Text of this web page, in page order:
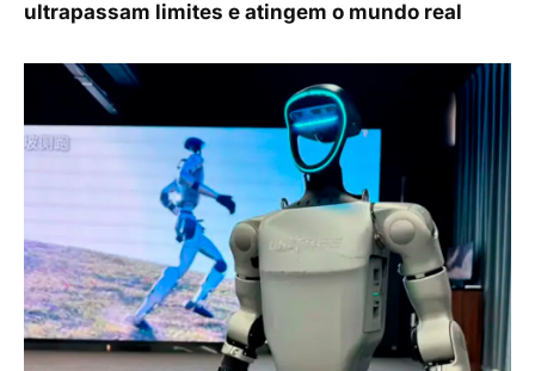
ultrapassam limites e atingem o mundo real